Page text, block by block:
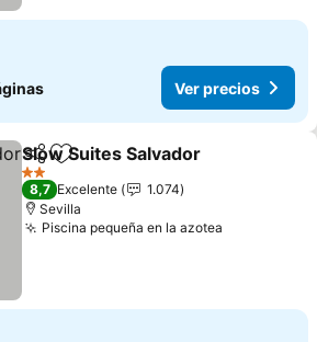
Ver precios
CompartirAgregar a favoritos
Slow Suites Salvador
2 Estrellas
8,7 Excelente
1.074
Sevilla
Piscina pequeña en la azotea